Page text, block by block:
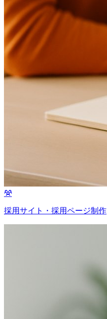
採用サイト・採用ページ制作